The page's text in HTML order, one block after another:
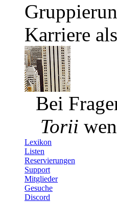
Karriere
Bei
Torii
Lexikon
Listen
Reservierungen
Support
Mitglieder
Gesuche
Discord